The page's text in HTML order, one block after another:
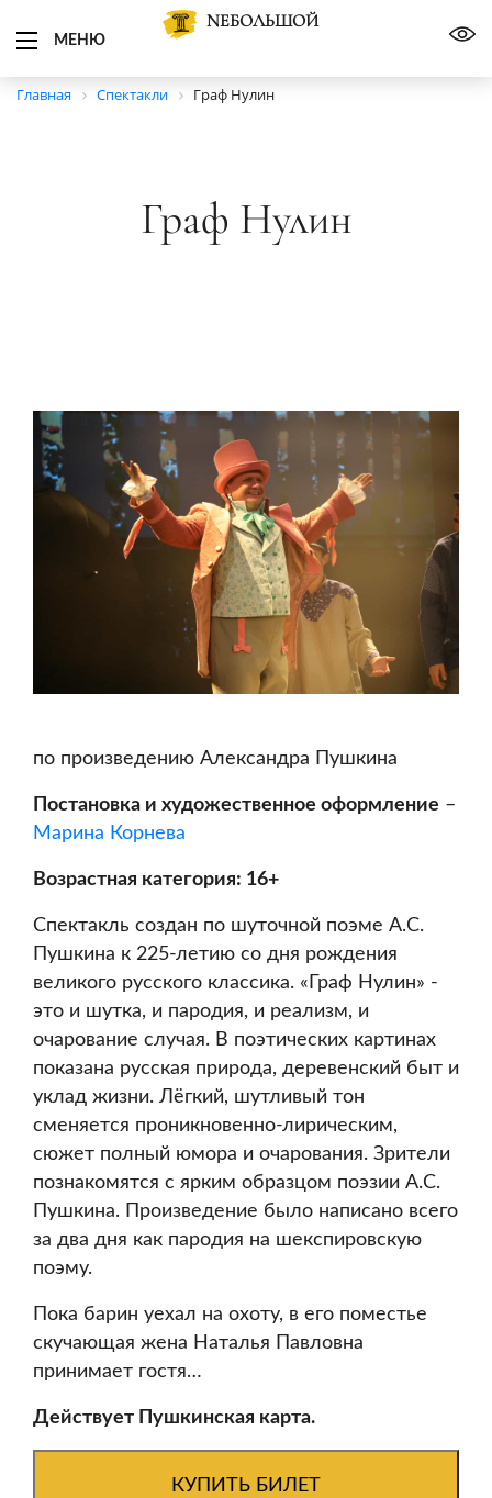
МЕНЮ
NЕБОЛЬШОЙ
Главная Спектакли Граф Нулин
Граф Нулин
по произведению Александра Пушкина
Постановка и художественное оформление –
Марина Корнева
Возрастная категория: 16+
Спектакль создан по шуточной поэме А.С.
Пушкина к 225-летию со дня рождения
великого русского классика. «Граф Нулин» -
это и шутка, и пародия, и реализм, и
очарование случая. В поэтических картинах
показана русская природа, деревенский быт и
уклад жизни. Лёгкий, шутливый тон
сменяется проникновенно-лирическим,
сюжет полный юмора и очарования. Зрители
познакомятся с ярким образцом поэзии А.С.
Пушкина. Произведение было написано всего
за два дня как пародия на шекспировскую
поэму.
Пока барин уехал на охоту, в его поместье
скучающая жена Наталья Павловна
принимает гостя…
Действует Пушкинская карта.
КУПИТЬ БИЛЕТ